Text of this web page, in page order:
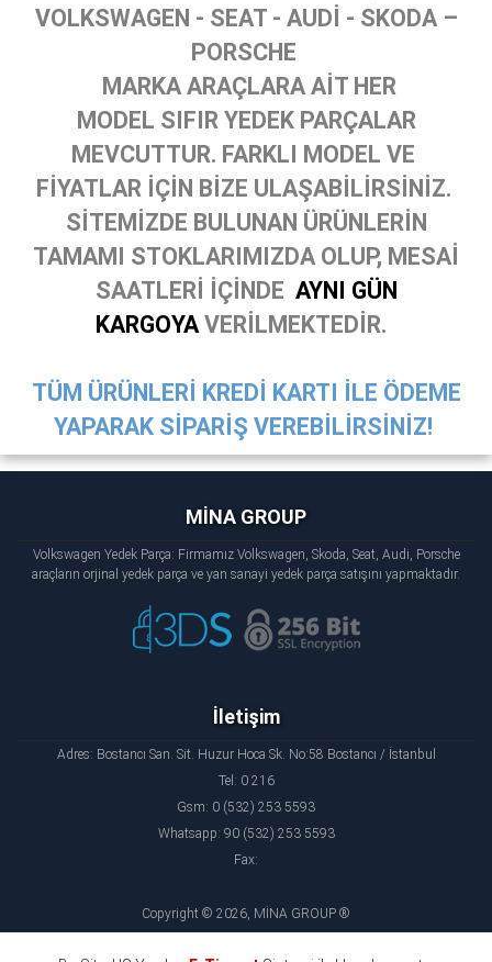
VOLKSWAGEN - SEAT - AUDİ - SKODA –
PORSCHE
MARKA ARAÇLARA AİT HER
MODEL SIFIR YEDEK PARÇALAR
MEVCUTTUR. FARKLI MODEL VE
FİYATLAR İÇİN BİZE ULAŞABİLİRSİNİZ.
SİTEMİZDE BULUNAN ÜRÜNLERİN
TAMAMI STOKLARIMIZDA OLUP, MESAİ
SAATLERİ İÇİNDE AYNI GÜN
KARGOYA VERİLMEKTEDİR.
TÜM ÜRÜNLERİ KREDİ KARTI İLE ÖDEME
YAPARAK SİPARİŞ VEREBİLİRSİNİZ!
MİNA GROUP
Volkswagen Yedek Parça: Firmamız Volkswagen, Skoda, Seat, Audi, Porsche
araçların orjinal yedek parça ve yan sanayi yedek parça satışını yapmaktadır.
İletişim
Adres: Bostancı San. Sit. Huzur Hoca Sk. No:58 Bostancı / İstanbul
Tel: 0 216
Gsm: 0 (532) 253 5593
Whatsapp: 90 (532) 253 5593
Fax:
Copyright © 2026, MİNA GROUP ®